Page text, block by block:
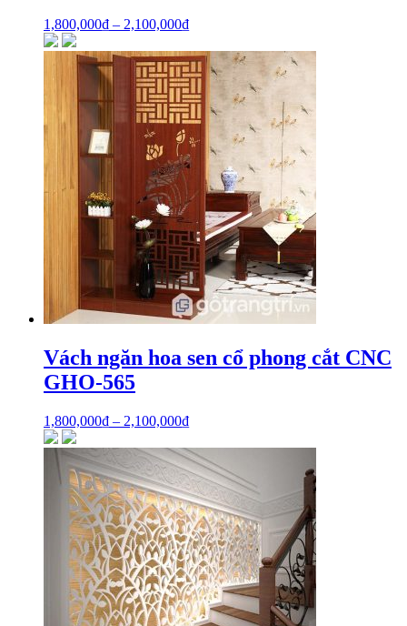
1,800,000₫ – 2,100,000₫
Vách ngăn hoa sen cổ phong cắt CNC
GHO-565
1,800,000₫ – 2,100,000₫